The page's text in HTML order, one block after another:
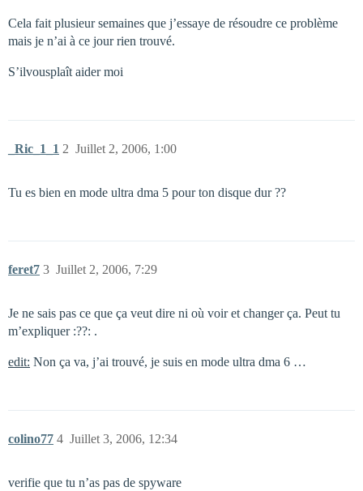
Cela fait plusieur semaines que j’essaye de résoudre ce problème
mais je n’ai à ce jour rien trouvé.
S’ilvousplaît aider moi
_Ric_1_1 Juillet 2, 2006, 1:00
2
Tu es bien en mode ultra dma 5 pour ton disque dur ??
feret7 Juillet 2, 2006, 7:29
3
Je ne sais pas ce que ça veut dire ni où voir et changer ça. Peut tu
m’expliquer :??: .
edit: Non ça va, j’ai trouvé, je suis en mode ultra dma 6 …
colino77 Juillet 3, 2006, 12:34
4
verifie que tu n’as pas de spyware